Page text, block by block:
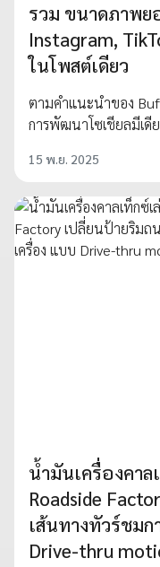
รวม ขนาดภาพย
Instagram,
ในโพสต์เดียว
ตามคำแนะนำของ
การพัฒนาโซเชียลมีเดี
15 พ.ย. 2025
น้ำมันเครื่องคาล
Roadside
เส้นทางทัวร์ชม
Drive-thru